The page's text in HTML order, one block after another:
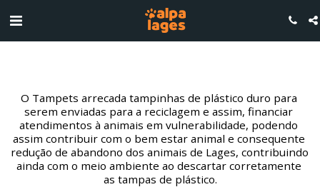
O Tampets arrecada tampinhas de plástico duro para
serem enviadas para a reciclagem e assim, financiar
atendimentos à animais em vulnerabilidade, podendo
assim contribuir com o bem estar animal e consequente
redução de abandono dos animais de Lages, contribuindo
ainda com o meio ambiente ao descartar corretamente
as tampas de plástico.